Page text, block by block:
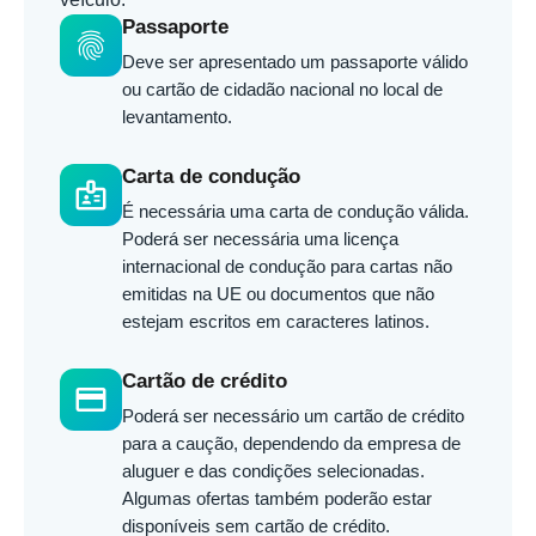
fingerprint
Passaporte
Deve ser apresentado um passaporte válido
ou cartão de cidadão nacional no local de
levantamento.
badge
Carta de condução
É necessária uma carta de condução válida.
Poderá ser necessária uma licença
internacional de condução para cartas não
emitidas na UE ou documentos que não
estejam escritos em caracteres latinos.
credit_card
Cartão de crédito
Poderá ser necessário um cartão de crédito
para a caução, dependendo da empresa de
aluguer e das condições selecionadas.
Algumas ofertas também poderão estar
disponíveis sem cartão de crédito.